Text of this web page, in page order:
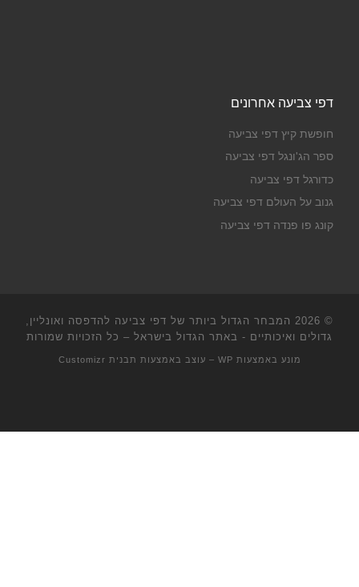
דפי צביעה אחרונים
חופשת קיץ דפי צביעה
ספר הג'ונגל דפי צביעה
כדורגל דפי צביעה
גנוב על העולם דפי צביעה
קונג פו פנדה דפי צביעה
© 2026
המבחר הגדול ביותר של דפי צביעה להדפסה ואונליין,
גדולים ואיכותיים - באתר הגדול בישראל – כל הזכויות שמורות
מונע באמצעות WP – עוצב באמצעות תבנית Customizr